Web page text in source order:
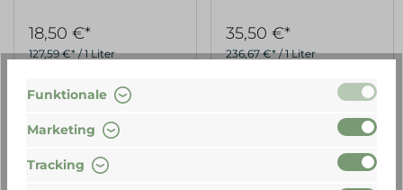
127,59 €* / 1 Liter
18,50 €*
236,67 €* / 1 Liter
35,50 €*
Funktionale
Marketing
Tracking